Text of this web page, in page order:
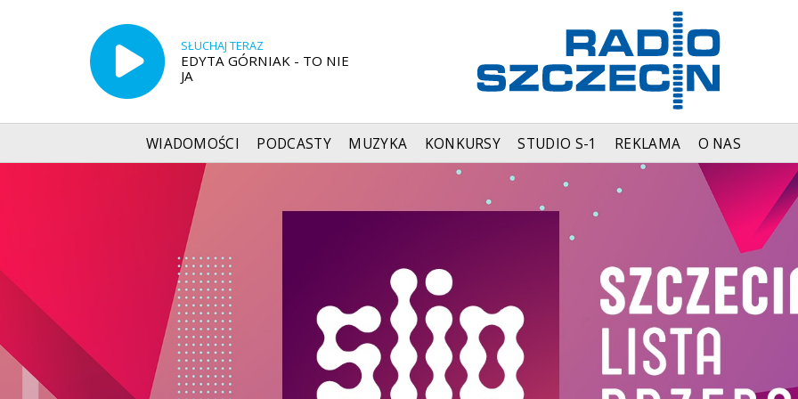
SŁUCHAJ TERAZ
EDYTA GÓRNIAK - TO NIE
JA
WIADOMOŚCI PODCASTY MUZYKA KONKURSY STUDIO S-1 REKLAMA O NAS